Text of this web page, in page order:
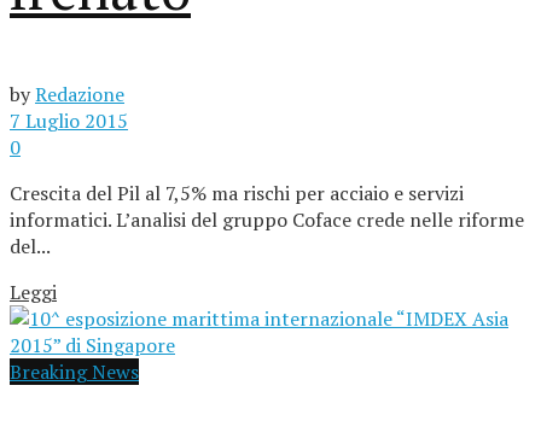
byRedazione
7 Luglio 2015
0
Crescita del Pil al 7,5% ma rischi per acciaio e servizi
informatici. L’analisi del gruppo Coface crede nelle riforme
del...
Leggi
Breaking News